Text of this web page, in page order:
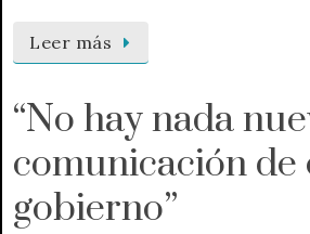
Leer más
“No hay nada
comunicación de
gobierno”